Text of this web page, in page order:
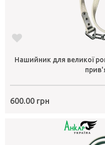
Нашийник для великої
600.00 грн